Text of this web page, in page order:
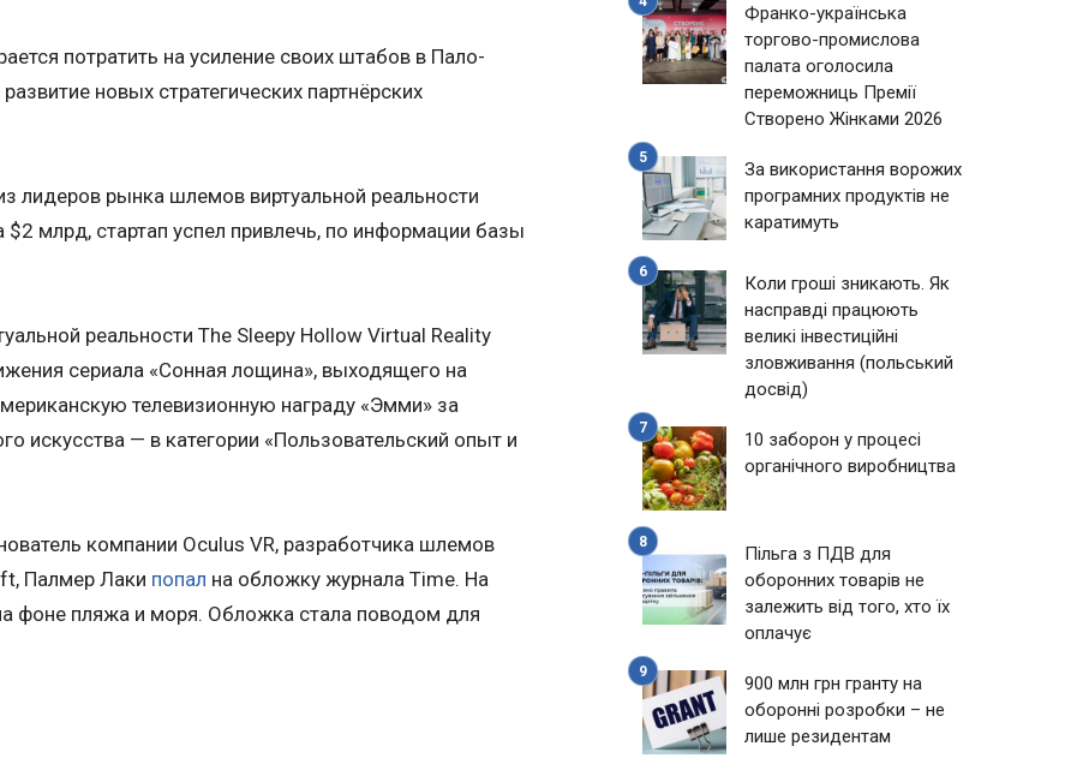
потратить на усиление своих штабов в Пало-
новых стратегических партнёрских
лидеров рынка шлемов виртуальной реальности
$2 млрд, стартап успел привлечь, по информации базы
реальности The Sleepy Hollow Virtual Reality
сериала «Сонная лощина», выходящего на
телевизионную награду «Эмми» за
искусства — в категории «Пользовательский опыт и
компании Oculus VR, разработчика шлемов
Палмер Лаки попал на обложку журнала Time. На
фоне пляжа и моря. Обложка стала поводом для
Франко-українська
торгово-промислова
палата оголосила
переможниць Премії
Створено Жінками 2026
За використання ворожих
програмних продуктів не
каратимуть
Коли гроші зникають. Як
насправді працюють
великі інвестиційні
зловживання (польський
досвід)
10 заборон у процесі
органічного виробництва
Пільга з ПДВ для
оборонних товарів не
залежить від того, хто їх
оплачує
900 млн грн гранту на
оборонні розробки – не
лише резидентам